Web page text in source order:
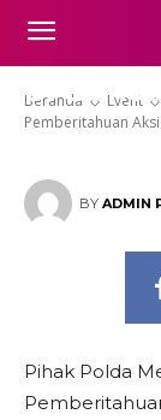
Beranda Event
Pemberitahuan
Belum
Di
BY ADMIN
Pihak Polda